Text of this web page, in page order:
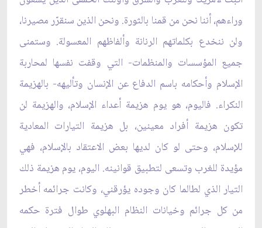
وراءهم، أننا نحن من قمنا بالثورة. ونحن الذين سنقرّر مصيرنا،
ولن ننخدع بكلماتهم الرنانة وألفاظهم المعسولة. وستمنى
جميع المؤسسات والمنظمات- التي وقفت نفسها لمحاربة
الإسلام وأحكامه باسم الدفاع عن الإنسان وتأليهه- بالهزيمة
النكراء. فاليوم، هو يوم هزيمة أعداء الإسلام، والهزيمة لن
تكون هزيمة أفراد معينين، بل هزيمة التيارات المعادية
للإسلام، وحتى لو كان لديها بعض الاعتقاد بالإسلام، فهي
مؤيدة للغرب وتسعى لتطبيق قوانينه. اليوم، يوم هزيمة ذلك
التيار الذي لطالما كان وجوده يؤرقني، وكانت جرائمه أخطر
من كل جرائم وخيانات النظام البهلوي طوال فترة حكمه